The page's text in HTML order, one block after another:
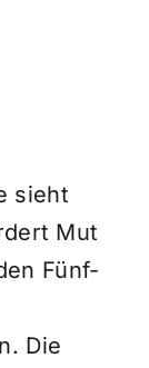
sieht
Mut
Fünf-
Die